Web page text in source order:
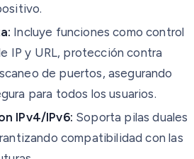
Incluye funciones como control
IP y URL, protección contra
de puertos, asegurando
para todos los usuarios.
IPv4/IPv6: Soporta pilas duales
compatibilidad con las